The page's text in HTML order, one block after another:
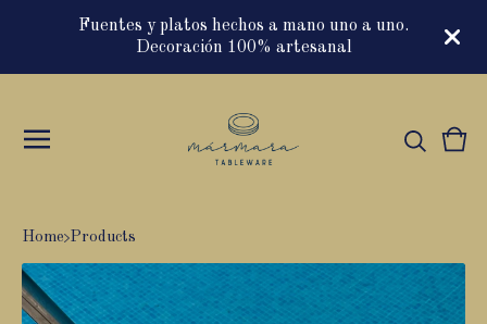
Fuentes y platos hechos a mano uno a uno.
Decoración 100% artesanal
0
Home Products